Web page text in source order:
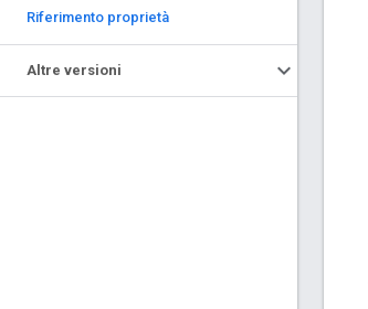
Riferimento proprietà
Altre versioni